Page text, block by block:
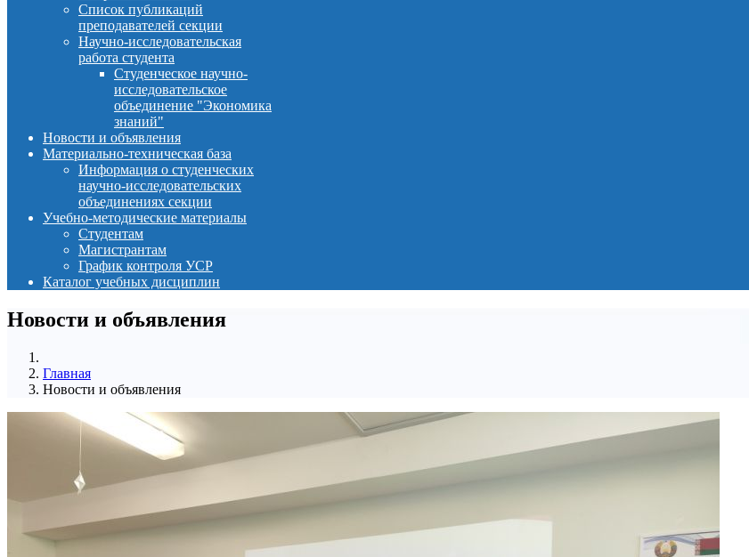
Список публикаций
преподавателей секции
Научно-исследовательская
работа студента
Студенческое научно-
исследовательское
объединение "Экономика
знаний"
Новости и объявления
Материально-техническая база
Информация о студенческих
научно-исследовательских
объединениях секции
Учебно-методические материалы
Студентам
Магистрантам
График контроля УСР
Каталог учебных дисциплин
Новости и объявления
Главная
Новости и объявления